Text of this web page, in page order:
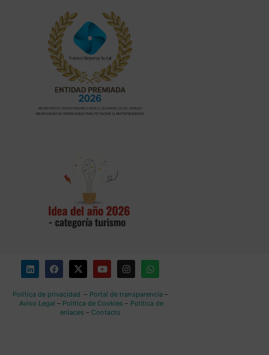
Política de privacidad – Portal de transparencia–
Aviso Legal – Política de Cookies – Política de
enlaces – Contacto